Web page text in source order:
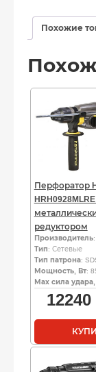
Похожие
Перфоратор
редуктором
Производитель:
Тип: Сетевые
Тип патрона:
Мощность, Вт:
Мах сила
12240